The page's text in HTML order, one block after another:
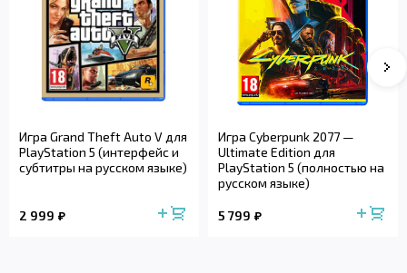
Игра Grand Theft Auto V для
PlayStation 5 (интерфейс и
субтитры на русском языке)
2 999
Игра Cyberpunk 2077 —
Ultimate Edition для
PlayStation 5 (полностью на
русском языке)
5 799